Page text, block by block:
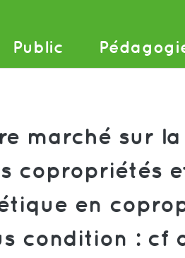
Public
marché sur
copropriétés
en
condition : cf